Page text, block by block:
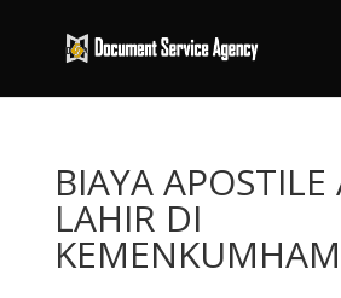
BIAYA APOSTILE
LAHIR DI
KEMENKUMHAM